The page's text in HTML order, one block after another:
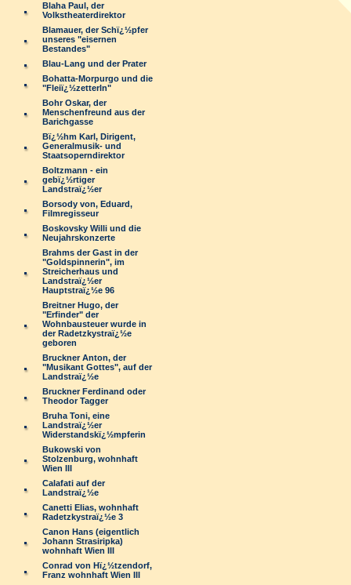
Blaha Paul, der
Volkstheaterdirektor
Blamauer, der Schï¿½pfer
unseres "eisernen
Bestandes"
Blau-Lang und der Prater
Bohatta-Morpurgo und die
"Fleiï¿½zetterln"
Bohr Oskar, der
Menschenfreund aus der
Barichgasse
Bï¿½hm Karl, Dirigent,
Generalmusik- und
Staatsoperndirektor
Boltzmann - ein
gebï¿½rtiger
Landstraï¿½er
Borsody von, Eduard,
Filmregisseur
Boskovsky Willi und die
Neujahrskonzerte
Brahms der Gast in der
"Goldspinnerin", im
Streicherhaus und
Landstraï¿½er
Hauptstraï¿½e 96
Breitner Hugo, der
"Erfinder" der
Wohnbausteuer wurde in
der Radetzkystraï¿½e
geboren
Bruckner Anton, der
"Musikant Gottes", auf der
Landstraï¿½e
Bruckner Ferdinand oder
Theodor Tagger
Bruha Toni, eine
Landstraï¿½er
Widerstandskï¿½mpferin
Bukowski von
Stolzenburg, wohnhaft
Wien III
Calafati auf der
Landstraï¿½e
Canetti Elias, wohnhaft
Radetzkystraï¿½e 3
Canon Hans (eigentlich
Johann Strasiripka)
wohnhaft Wien III
Conrad von Hï¿½tzendorf,
Franz wohnhaft Wien III